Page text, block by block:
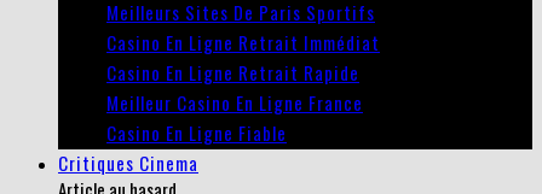
Meilleurs Sites De Paris Sportifs
Casino En Ligne Retrait Immédiat
Casino En Ligne Retrait Rapide
Meilleur Casino En Ligne France
Casino En Ligne Fiable
Critiques Cinema